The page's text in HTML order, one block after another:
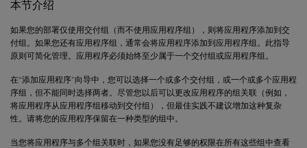
本节介绍
如果您的部署仅使用交付组（而不使用应用程序组），则将应用程序添加到交
付组。如果您还有应用程序组，通常会将应用程序添加到应用程序组。此指导
原则可简化管理。应用程序必须始终至少属于一个交付组或应用程序组。
在“添加应用程序”向导中，您可以选择一个或多个交付组，或一个或多个应用程
序组，但不能同时选择两者。尽管您以后可以更改应用程序的组关联（例如，
将应用程序从应用程序组移动到交付组），但最佳实践不建议增加这种复杂
性。请将您的应用程序保留在一种类型的组中。
当您将应用程序与多个组关联时，如果您没有足够的权限在所有这些组中查看